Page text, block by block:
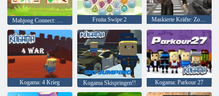
Fruita Swipe 2 Maskierte Kräfte: Zombie-Überleben
Kogama: 4 Krieg Kogama Skispringen!! Kogama: Parkour 27